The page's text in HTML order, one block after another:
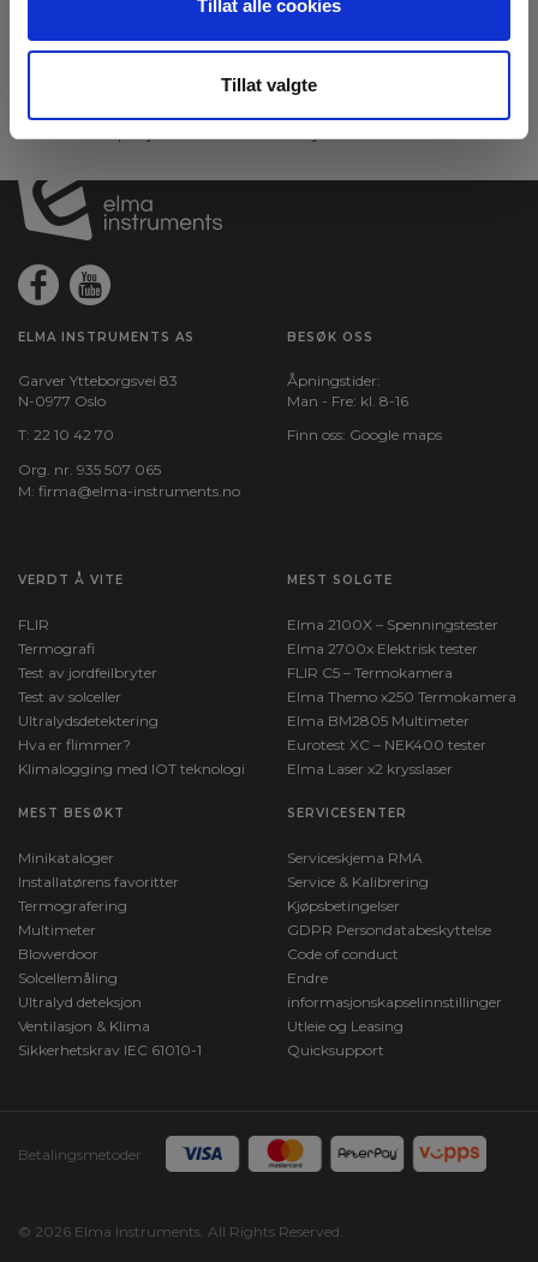
Tillat alle cookies
Tillat valgte
med våre ukentlige nyhetsbrev E-News
Meld meg på
Les mer i vårGDPR Personvernbeskyttelse. Du kan når som helst avslutte
abonnementet på nyhetsbrevet via en link i nyhetsmailen.
ELMA INSTRUMENTS AS
Garver Ytteborgsvei 83
N-0977 Oslo
T: 22 10 42 70
Org. nr. 935 507 065
M: firma@elma-instruments.no​
BESØK OSS
Åpningstider:
Man - Fre: kl. 8-16
Finn oss: Google maps
VERDT Å VITE
FLIR
Termografi
Test av jordfeilbryter
Test av solceller
Ultralydsdetektering
Hva er flimmer?
Klimalogging med IOT teknologi
MEST SOLGTE
Elma 2100X – Spenningstester
Elma 2700x Elektrisk tester
FLIR C5 – Termokamera
Elma Themo x250 Termokamera
Elma BM2805 Multimeter
Eurotest XC – NEK400 tester
Elma Laser x2 krysslaser
MEST BESØKT
Minikataloger
Installatørens favoritter
Termografering
Multimeter
Blowerdoor
Solcellemåling
Ultralyd deteksjon
Ventilasjon & Klima
Sikkerhetskrav IEC 61010-1
SERVICESENTER
Serviceskjema RMA
Service & Kalibrering
Kjøpsbetingelser
GDPR Persondatabeskyttelse
Code of conduct
Endre
informasjonskapselinnstillinger
Utleie og Leasing
Quicksupport
Betalingsmetoder
© 2026 Elma Instruments. All Rights Reserved.